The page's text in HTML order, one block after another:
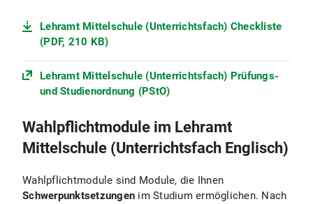
Lehramt Mittelschule (Unterrichtsfach) Checkliste
(PDF, 210 KB)
Lehramt Mittelschule (Unterrichtsfach) Prüfungs-
und Studienordnung (PStO)
Wahlpflichtmodule im Lehramt
Mittelschule (Unterrichtsfach Englisch)
Wahlpflichtmodule sind Module, die Ihnen
Schwerpunktsetzungen im Studium ermöglichen. Nach